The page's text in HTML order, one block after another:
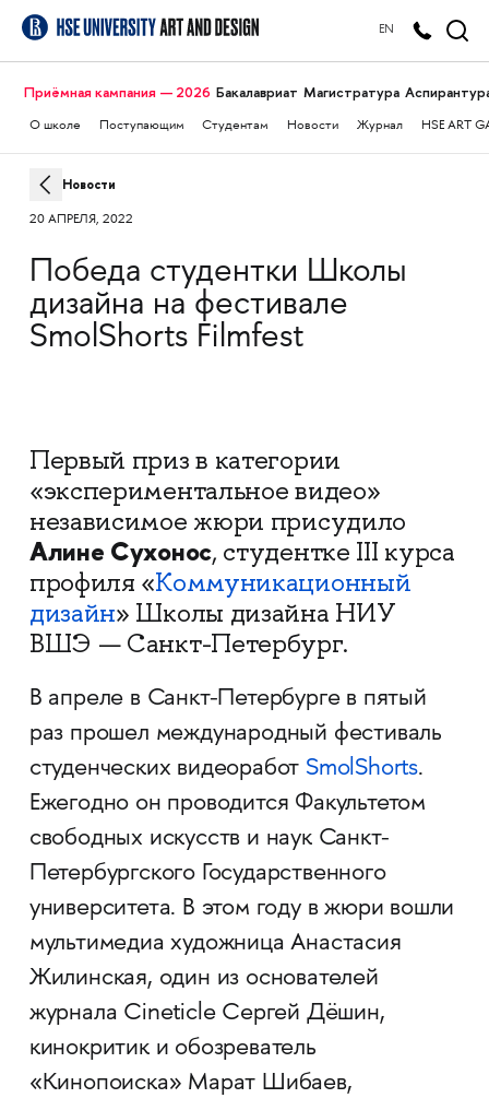
EN
Приёмная кампания — 2026 Бакалавриат Магистратура
О школе Поступающим Студентам Новости Журнал HSE ART
Новости
20 АПРЕЛЯ, 2022
Победа студентки Школы
дизайна на фестивале
SmolShorts Filmfest
Первый приз в категории
«экспериментальное видео»
независимое жюри присудило
Алине Сухонос, студентке III курса
профиля «Коммуникационный
дизайн» Школы дизайна НИУ
ВШЭ — Санкт-Петербург.
В апреле в Санкт-Петербурге в пятый
раз прошел международный фестиваль
студенческих видеоработSmolShorts.
Ежегодно он проводится Факультетом
свободных искусств и наук Санкт-
Петербургского Государственного
университета. В этом году в жюри вошли
мультимедиа художница Анастасия
Жилинская, один из основателей
журнала Cineticle Сергей Дёшин,
кинокритик и обозреватель
«Кинопоиска» Марат Шибаев,